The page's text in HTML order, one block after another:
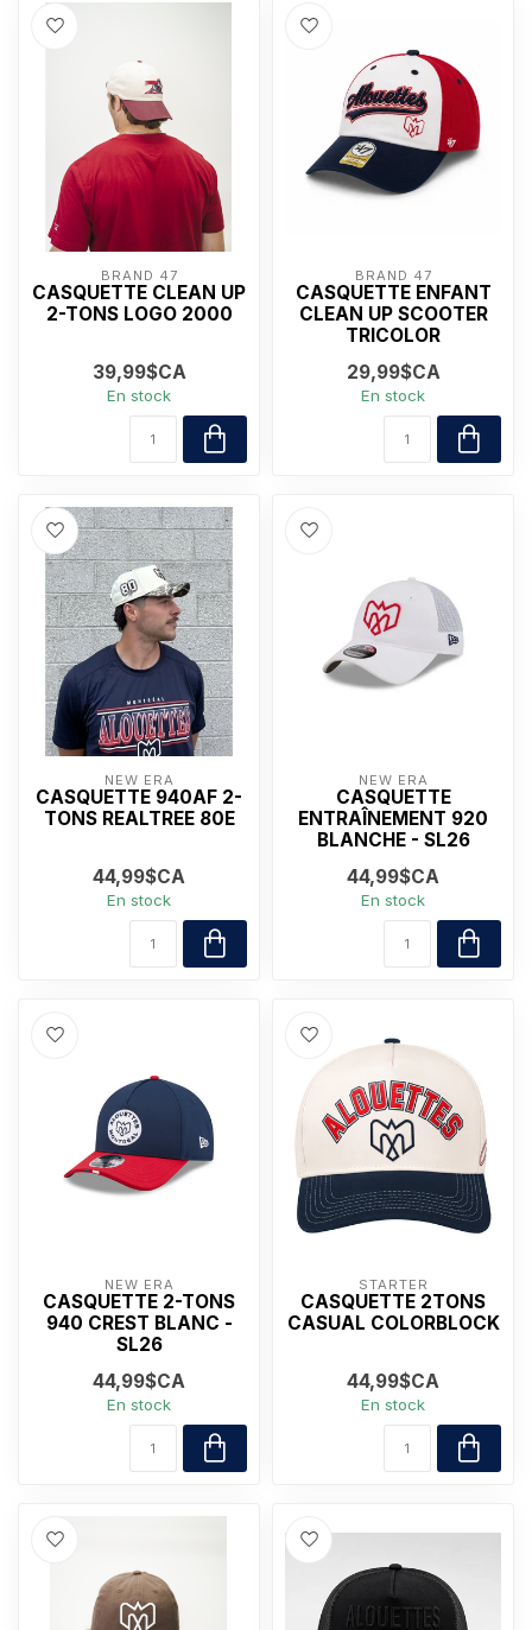
BRAND 47
CASQUETTE CLEAN UP
2-TONS LOGO 2000
39,99$CA
En stock
BRAND 47
CASQUETTE ENFANT
CLEAN UP SCOOTER
TRICOLOR
29,99$CA
En stock
NEW ERA
CASQUETTE 940AF 2-
TONS REALTREE 80E
44,99$CA
En stock
NEW ERA
CASQUETTE
ENTRAÎNEMENT 920
BLANCHE - SL26
44,99$CA
En stock
NEW ERA
CASQUETTE 2-TONS
940 CREST BLANC -
SL26
44,99$CA
En stock
STARTER
CASQUETTE 2TONS
CASUAL COLORBLOCK
44,99$CA
En stock